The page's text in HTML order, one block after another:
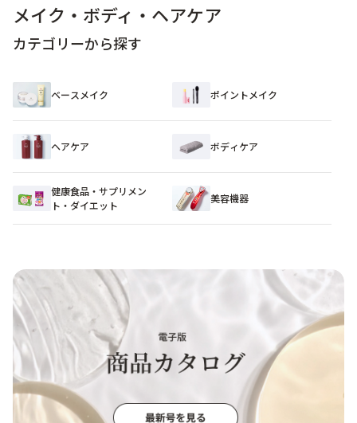
メイク・ボディ・ヘアケア
カテゴリーから探す
ベースメイク ポイントメイク
ヘアケア ボディケア
健康食品・サプリメン
ト・ダイエット​
美容機器